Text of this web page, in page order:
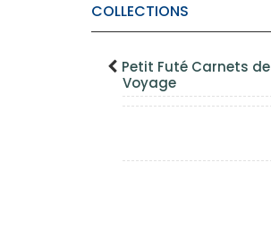
COLLECTIONS
Petit Futé Carnets de
Voyage